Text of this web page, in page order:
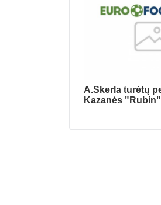
A.Skerla turėtų
Kazanės "Rubin"